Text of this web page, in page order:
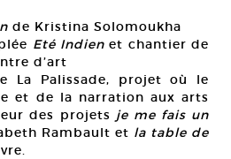
de Kristina Solomoukha
Eté Indien et chantier de
d’art
La Palissade, projet où le
et de la narration aux arts
des projets je me fais un
Rambault et la table de